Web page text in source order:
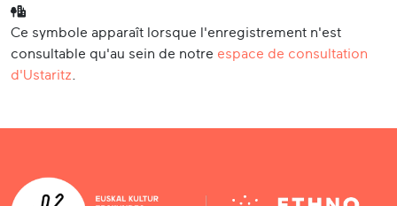
Ce symbole apparaît lorsque l'enregistrement n'est
consultable qu'au sein de notre espace de consultation
d'Ustaritz